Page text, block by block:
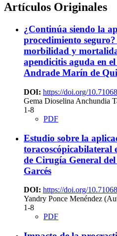
Artículos Originales
¿Continúa siendo la
procedimiento
morbilidad y
apendicitis aguda en
Andrade Marín de
DOI: https://doi.org/
Gema Dioselina Anchundia
1-8
PDF
Estudio sobre la
toracoscópicabilateral
de Cirugía General
Garcés
DOI: https://doi.org/
Yandry Ponce Menéndez
1-8
PDF